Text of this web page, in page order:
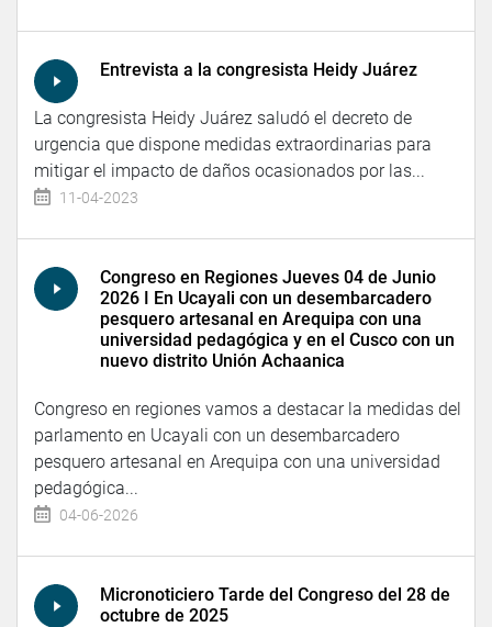
Entrevista a la congresista Heidy Juárez
La congresista Heidy Juárez saludó el decreto de
urgencia que dispone medidas extraordinarias para
mitigar el impacto de daños ocasionados por las...
11-04-2023
Congreso en Regiones Jueves 04 de Junio
2026 I En Ucayali con un desembarcadero
pesquero artesanal en Arequipa con una
universidad pedagógica y en el Cusco con un
nuevo distrito Unión Achaanica
Congreso en regiones vamos a destacar la medidas del
parlamento en Ucayali con un desembarcadero
pesquero artesanal en Arequipa con una universidad
pedagógica...
04-06-2026
Micronoticiero Tarde del Congreso del 28 de
octubre de 2025